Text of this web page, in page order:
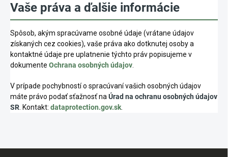
Vaše práva a ďalšie informácie
Spôsob, akým spracúvame osobné údaje (vrátane údajov
získaných cez cookies), vaše práva ako dotknutej osoby a
kontaktné údaje pre uplatnenie týchto práv popisujeme v
dokumente Ochrana osobných údajov
V prípade pochybností o spracúvaní vašich osobných údajov
máte právo podať sťažnosť na Úrad na ochranu osobných údajov
SR . Kontakt: dataprotection.gov.sk